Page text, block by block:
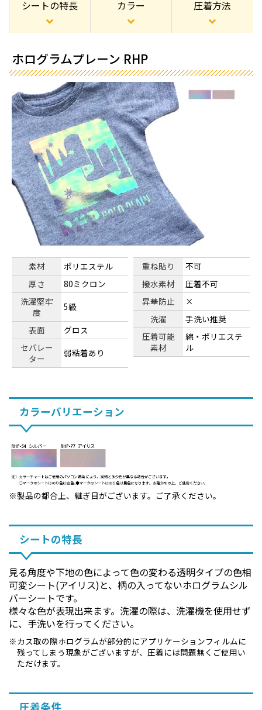
シートの特長 カラー 圧着方法
ホログラムプレーン RHP
素材
ポリエステル
厚さ
80ミクロン
洗濯堅牢
度
5級
表面
グロス
セパレー
ター
弱粘着あり
重ね貼り
不可
撥水素材
圧着不可
昇華防止
×
洗濯
手洗い推奨
圧着可能
素材
綿・ポリエステ
ル
カラーバリエーション
製品の都合上、継ぎ目がございます。ご了承ください。
シートの特長
見る角度や下地の色によって色の変わる透明タイプの色相
可変シート(アイリス)と、柄の入ってないホログラムシル
バーシートです。
様々な色が表現出来ます。洗濯の際は、洗濯機を使用せず
に、手洗いを行ってください。
カス取の際ホログラムが部分的にアプリケーションフィルムに
残ってしまう現象がございますが、圧着には問題無くご使用い
ただけます。
圧着条件